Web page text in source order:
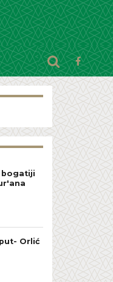
bogatiji
Orlić